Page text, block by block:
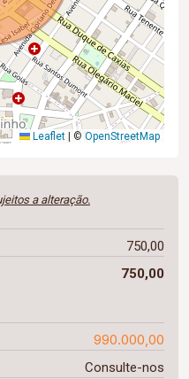
Leaflet © OpenStreetMap
a alteração.
750,00
750,00
990.000,00
Consulte-nos